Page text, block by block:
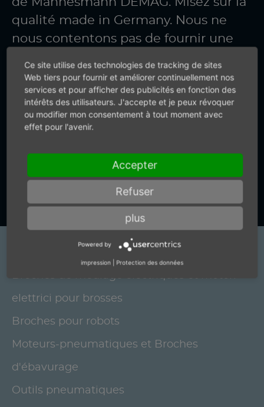
qualité made in Germany. Nous ne
nous contentons pas de fournir une
Nous vous fournissons également des
renseignements précis.
Vers le formulaire de contact
elettrici pour brosses
Broches pour robots
Moteurs-pneumatiques et Broches
d'ébavurage
Outils pneumatiques
Ce site utilise des technologies de tracking de sites
Web tiers pour fournir et améliorer continuellement nos
services et pour afficher des publicités en fonction des
intérêts des utilisateurs. J'accepte et je peux révoquer
ou modifier mon consentement à tout moment avec
effet pour l'avenir.
Accepter
Refuser
plus
Powered by
impression Protection des données